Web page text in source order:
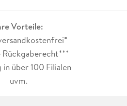
Vorteile:
Rückgaberecht***
über 100 Filialen
uvm.